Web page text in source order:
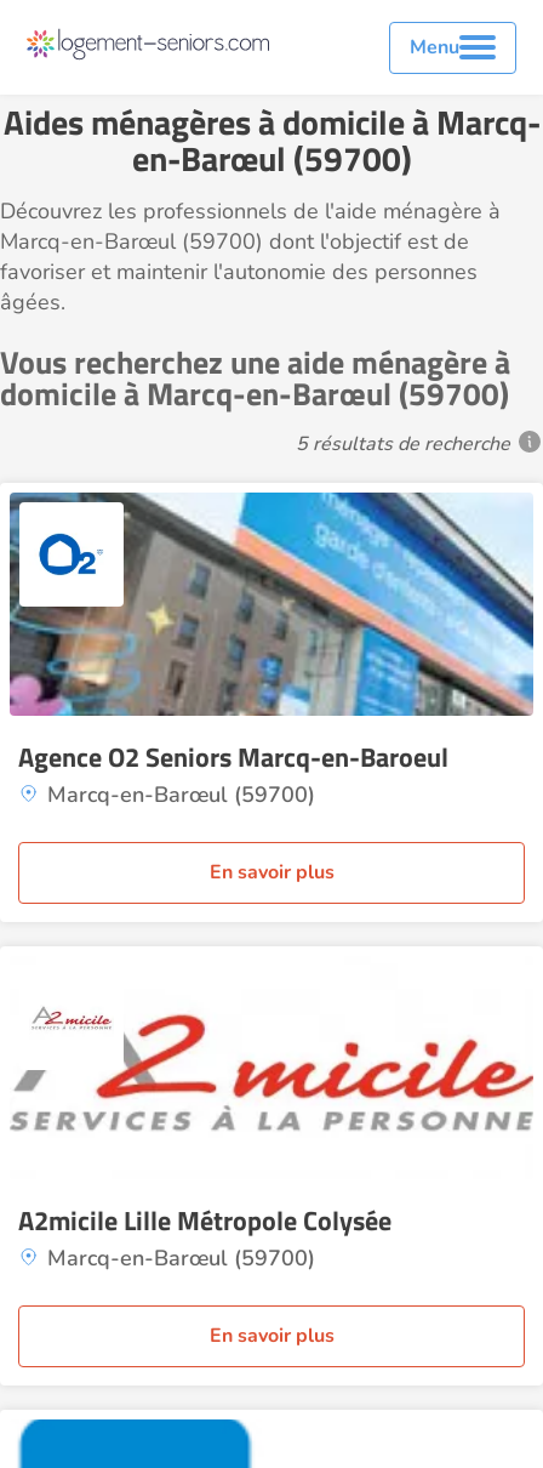
Menu
Aides ménagères à domicile à Marcq-
en-Barœul (59700)
Découvrez les professionnels de l'aide ménagère à
Marcq-en-Barœul (59700) dont l'objectif est de
favoriser et maintenir l'autonomie des personnes
âgées.
Vous recherchez une aide ménagère à
domicile à Marcq-en-Barœul (59700)
5 résultats de recherche
Agence O2 Seniors Marcq-en-Baroeul
Marcq-en-Barœul (59700)
En savoir plus
A2micile Lille Métropole Colysée
Marcq-en-Barœul (59700)
En savoir plus